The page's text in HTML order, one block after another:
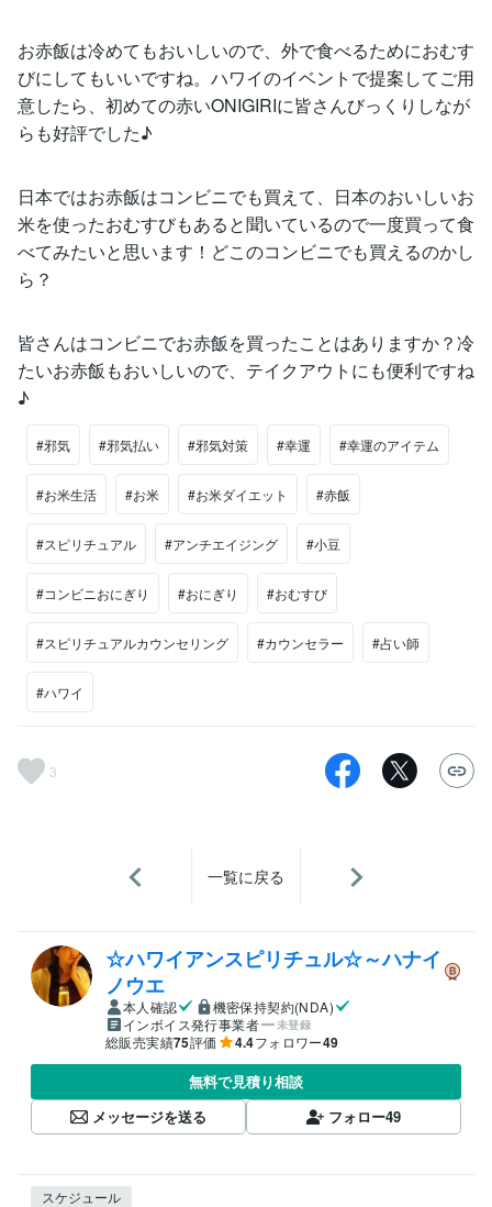
お赤飯は冷めてもおいしいので、外で食べるためにおむす
びにしてもいいですね。ハワイのイベントで提案してご用
意したら、初めての赤いONIGIRIに皆さんびっくりしなが
らも好評でした♪
日本ではお赤飯はコンビニでも買えて、日本のおいしいお
米を使ったおむすびもあると聞いているので一度買って食
べてみたいと思います！どこのコンビニでも買えるのかし
ら？
皆さんはコンビニでお赤飯を買ったことはありますか？冷
たいお赤飯もおいしいので、テイクアウトにも便利ですね
♪
#邪気 #邪気払い #邪気対策 #幸運 #幸運のアイテム
#お米生活 #お米 #お米ダイエット #赤飯
#スピリチュアル #アンチエイジング #小豆
#コンビニおにぎり #おにぎり #おむすび
#スピリチュアルカウンセリング #カウンセラー #占い師
#ハワイ
3
一覧に戻る
☆ハワイアンスピリチュル☆～ハナイ
ノウエ
本人確認
機密保持契約(NDA)
インボイス発行事業者
未登録
総販売実績75評価 4.4フォロワー49
無料で見積り相談
メッセージを送る
フォロー49
スケジュール